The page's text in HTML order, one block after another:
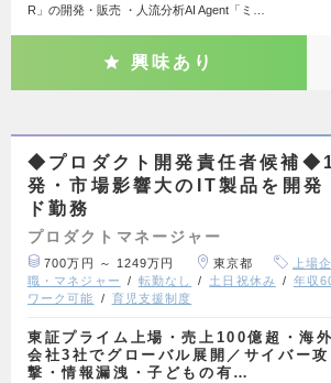
R」の開発・販売 ・人流分析AI Agent「ミ…
興味あり
◆プロダクト開発責任者候補
発・市場影響大のIT製品を開発
ド勤務
プロダクトマネージャー
700万円 ～ 1249万円 東京都 上場
職・マネジャー
転勤なし 土日祝休み 年収
ワーク可能
育児支援制度
東証プライム上場・売上100億超・海
会社3社でグローバル展開／サイバー攻
撃・情報漏洩・子どもの有…